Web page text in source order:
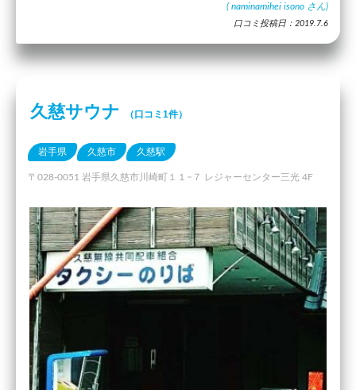
( naminamihei isono さん)
口コミ投稿日：2019.7.6
久慈サウナ （口コミ1件）
岩手県 久慈市 久慈駅
〒028-0051 岩手県久慈市川崎町１１−７ レジャーセンター三光 4F